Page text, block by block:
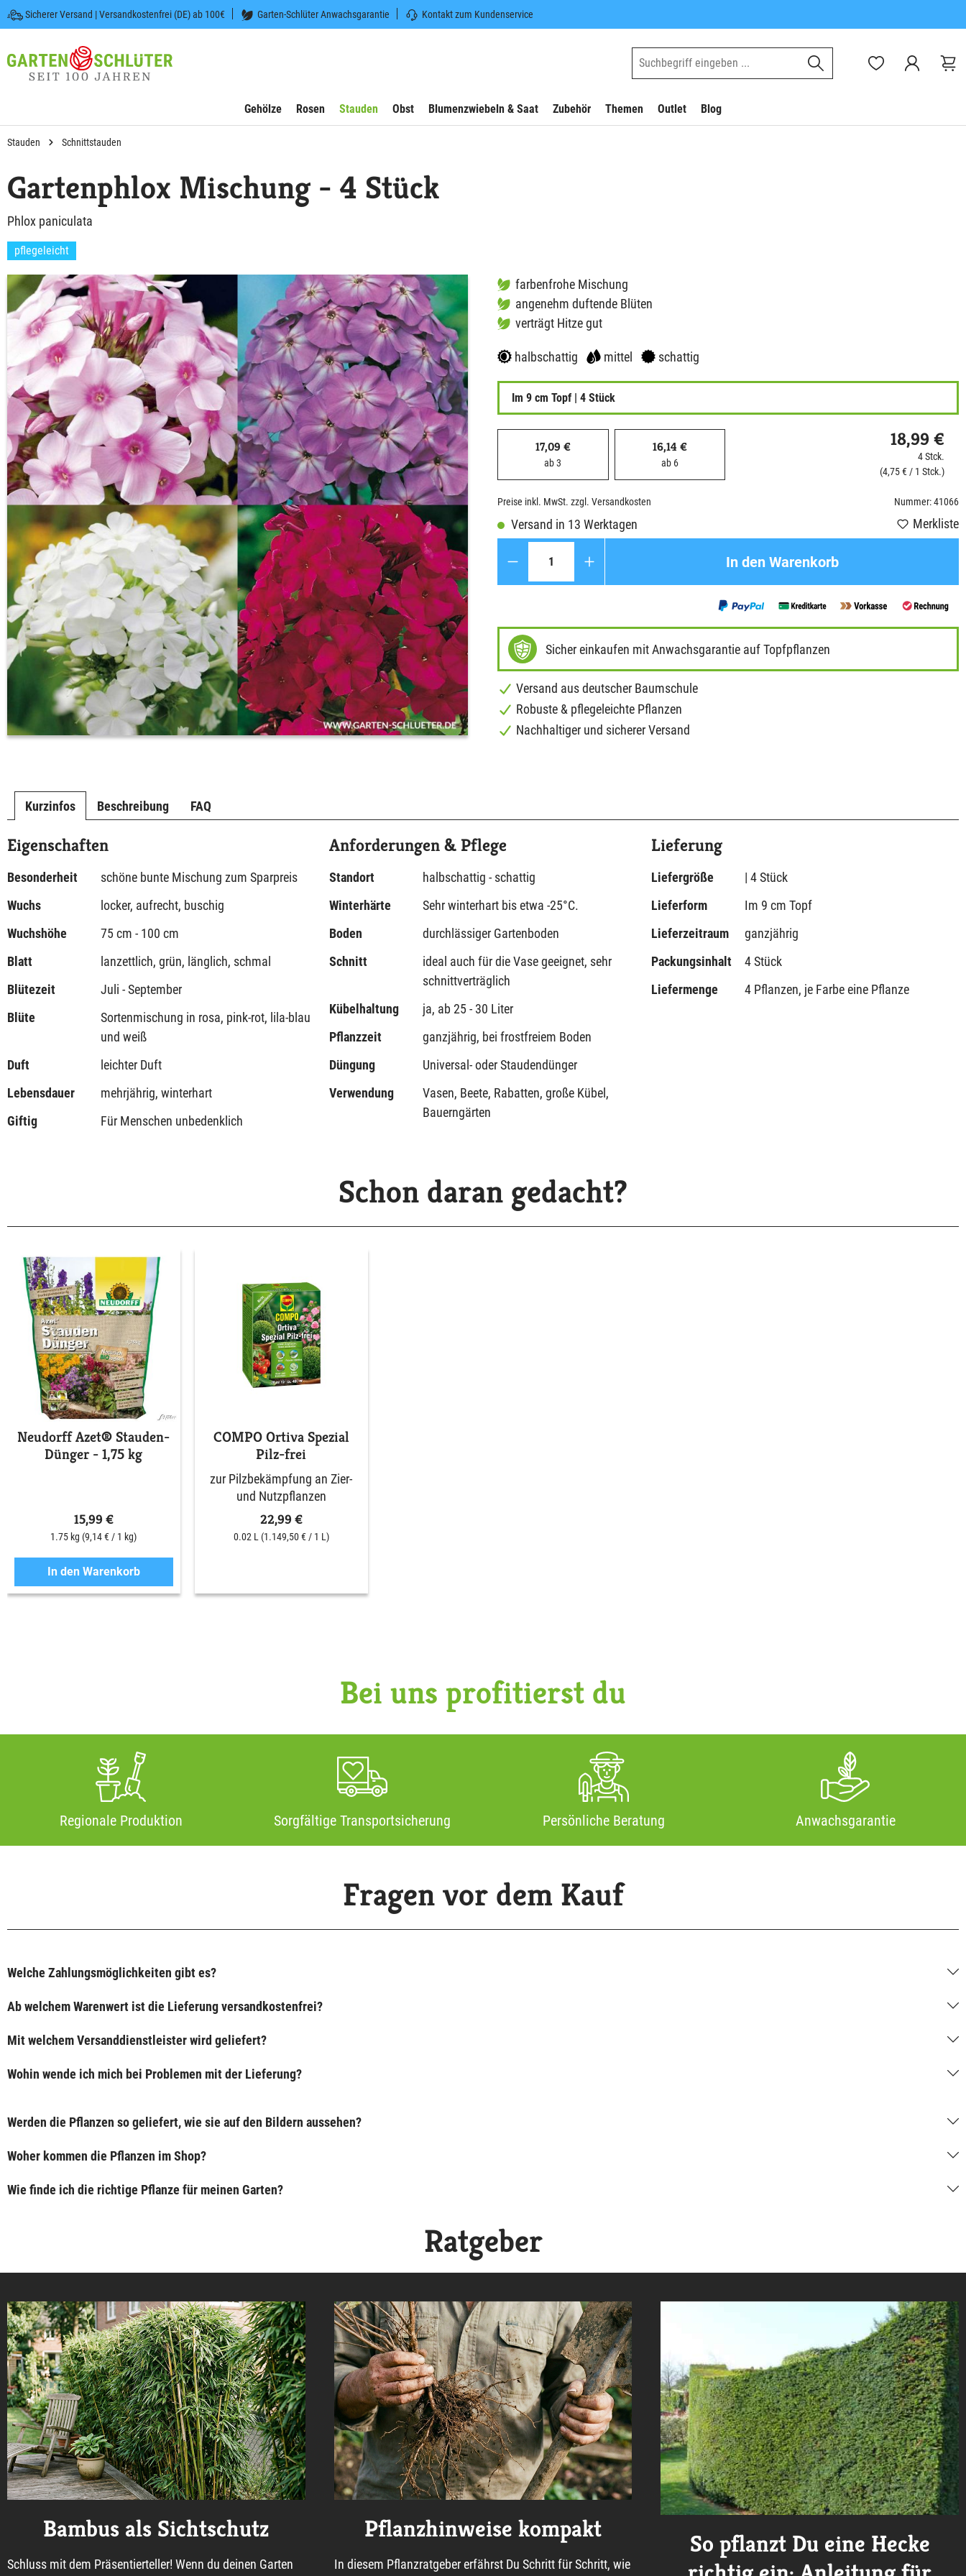
Zur Hauptnavigation springen
Sicherer Versand | Versandkostenfrei (DE) ab 100€ Garten-Schlüter Anwachsgarantie Kontakt zum Kundenservice
Gehölze Rosen Stauden Obst Blumenzwiebeln & Saat Zubehör Themen Outlet Blog
Stauden Schnittstauden
Gartenphlox Mischung - 4 Stück
Phlox paniculata
pflegeleicht
farbenfrohe Mischung
angenehm duftende Blüten
verträgt Hitze gut
halbschattig mittel schattig
Im 9 cm Topf | 4 Stück
17,09 €
ab 3
16,14 €
ab 6
18,99 €
4 Stck.
(4,75 € / 1 Stck.)
Preise inkl. MwSt. zzgl. Versandkosten Nummer: 41066
Versand in 13 Werktagen
Merkliste
In den Warenkorb
Sicher einkaufen mit Anwachsgarantie auf Topfpflanzen
Versand aus deutscher Baumschule
Robuste & pflegeleichte Pflanzen
Nachhaltiger und sicherer Versand
Kurzinfos Beschreibung FAQ
Eigenschaften
Besonderheit
schöne bunte Mischung zum Sparpreis
Wuchs
locker, aufrecht, buschig
Wuchshöhe
75 cm - 100 cm
Blatt
lanzettlich, grün, länglich, schmal
Blütezeit
Juli - September
Blüte
Sortenmischung in rosa, pink-rot, lila-blau
und weiß
Duft
leichter Duft
Lebensdauer
mehrjährig, winterhart
Giftig
Für Menschen unbedenklich
Anforderungen & Pflege
Standort
halbschattig - schattig
Winterhärte
Sehr winterhart bis etwa -25°C.
Boden
durchlässiger Gartenboden
Schnitt
ideal auch für die Vase geeignet, sehr
schnittverträglich
Kübelhaltung
ja, ab 25 - 30 Liter
Pflanzzeit
ganzjährig, bei frostfreiem Boden
Düngung
Universal- oder Staudendünger
Verwendung
Vasen, Beete, Rabatten, große Kübel,
Bauerngärten
Lieferung
Liefergröße
| 4 Stück
Lieferform
Im 9 cm Topf
Lieferzeitraum
ganzjährig
Packungsinhalt
4 Stück
Liefermenge
4 Pflanzen, je Farbe eine Pflanze
Schon daran gedacht?
Neudorff Azet® Stauden-
Dünger - 1,75 kg
15,99 €
1.75 kg (9,14 € / 1 kg)
In den Warenkorb
COMPO Ortiva Spezial
Pilz-frei
zur Pilzbekämpfung an Zier-
und Nutzpflanzen
22,99 €
0.02 L (1.149,50 € / 1 L)
Bei uns profitierst du
Regionale Produktion Sorgfältige Transportsicherung Persönliche Beratung Anwachsgarantie
Fragen vor dem Kauf
Welche Zahlungsmöglichkeiten gibt es?
Ab welchem Warenwert ist die Lieferung versandkostenfrei?
Mit welchem Versanddienstleister wird geliefert?
Wohin wende ich mich bei Problemen mit der Lieferung?
Werden die Pflanzen so geliefert, wie sie auf den Bildern aussehen?
Woher kommen die Pflanzen im Shop?
Wie finde ich die richtige Pflanze für meinen Garten?
Ratgeber
Bambus als Sichtschutz
Schluss mit dem Präsentierteller! Wenn du deinen Garten
Pflanzhinweise kompakt
In diesem Pflanzratgeber erfährst Du Schritt für Schritt, wie
So pflanzt Du eine Hecke